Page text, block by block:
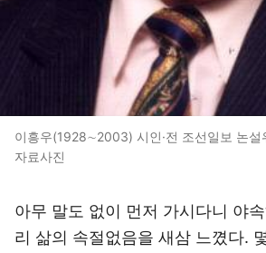
이흥우(1928∼2003) 시인·전 조선일보 논설
자료사진
아무 말도 없이 먼저 가시다니 야
리 삶의 속절없음을 새삼 느꼈다.